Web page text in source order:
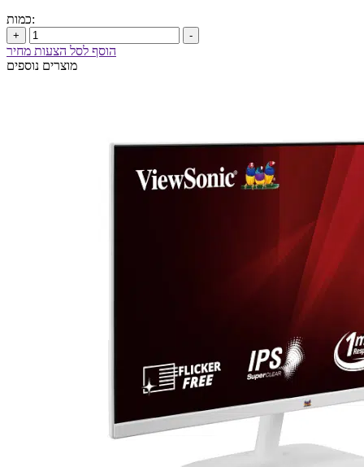
כמות:
+ -
הוסף לסל הצעות מחיר
מוצרים נוספים